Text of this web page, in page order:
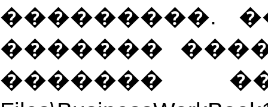
���������.
�������
�������